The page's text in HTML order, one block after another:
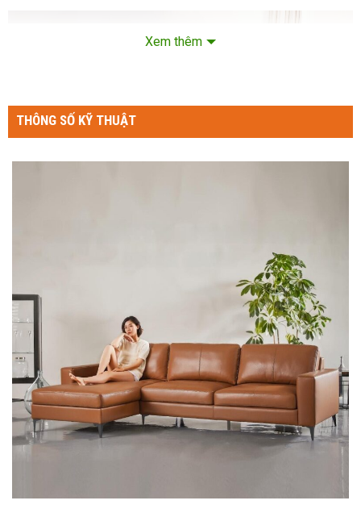
dày 1.2-1.4mm, không
tì vết, không vết côn trùng cắn, đảm bảo bề mặt mịn màng và
độ bền vượt trội.
5 tấm da nguyên miếngcho một bộ sofa, hạn chế tối đa
đường nối, tạo nên vẻ đẹp đồng nhất và sang trọng.
–Thoáng mát vào hè, ấm áp vào đông, phù hợp với mọi
điều kiện thời tiết.
Xem thêm
THÔNG SỐ KỸ THUẬT